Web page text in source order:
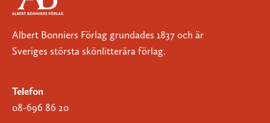
Albert Bonniers Förlag grundades 1837 och är
Sveriges största skönlitterära förlag.
Telefon
08-696 86 20